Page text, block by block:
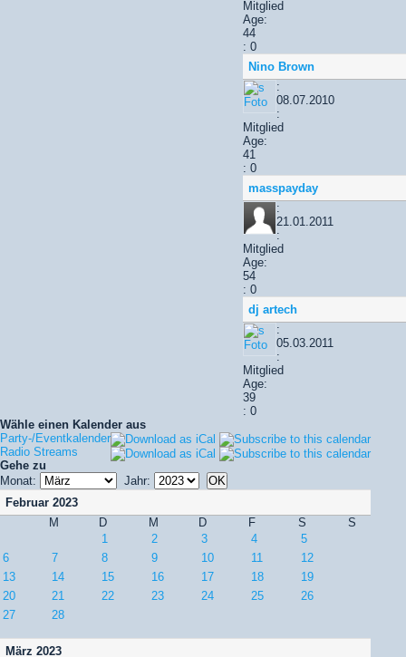
Mitglied
Age:
44
: 0
Nino Brown
:
08.07.2010
:
Mitglied
Age:
41
: 0
masspayday
:
21.01.2011
:
Mitglied
Age:
54
: 0
dj artech
:
05.03.2011
:
Mitglied
Age:
39
: 0
Wähle einen Kalender aus
Party-/Eventkalender
Radio Streams
Gehe zu
Monat:
Jahr:
Februar 2023
M
D M D F S
S
1
2 3 4
5
6
7 8 9 10 11
12
13
14 15 16 17 18
19
20
21 22 23 24 25
26
27
28
März 2023